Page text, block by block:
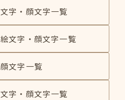
字・顔文字一覧
文字・顔文字一覧
文字一覧
字・顔文字一覧